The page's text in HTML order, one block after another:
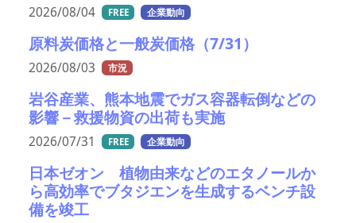
2026/08/04 FREE 企業動向
原料炭価格と一般炭価格（7/31）
2026/08/03 市況
岩谷産業、熊本地震でガス容器転倒などの
影響－救援物資の出荷も実施
2026/07/31 FREE 企業動向
日本ゼオン 植物由来などのエタノールか
ら高効率でブタジエンを生成するベンチ設
備を竣工